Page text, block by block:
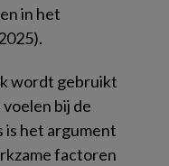
in het
wordt gebruikt
bij de
is het argument
factoren